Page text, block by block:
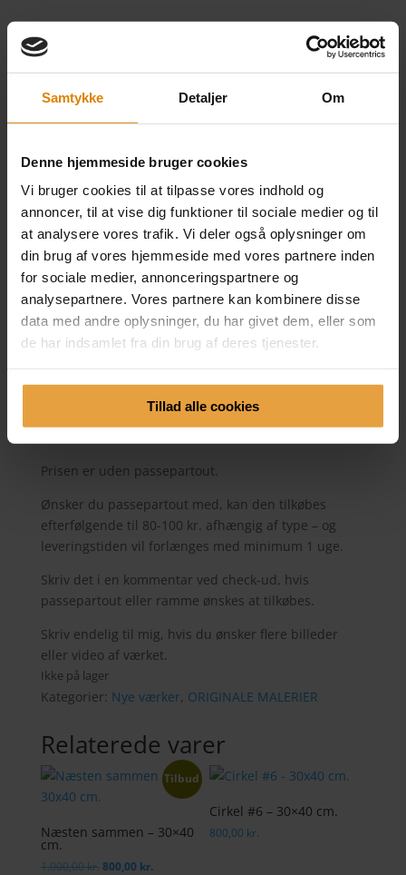
Samtykke Detaljer Om
Denne hjemmeside bruger cookies
Vi bruger cookies til at tilpasse vores indhold og
annoncer, til at vise dig funktioner til sociale medier og til
at analysere vores trafik. Vi deler også oplysninger om
din brug af vores hjemmeside med vores partnere inden
for sociale medier, annonceringspartnere og
analysepartnere. Vores partnere kan kombinere disse
data med andre oplysninger, du har givet dem, eller som
de har indsamlet fra din brug af deres tjenester.
Tillad alle cookies
Nordic winter #11 –
14×20 cm.
300,00kr.
300 g. akvarelpapir.
Prisen er uden passepartout.
Ønsker du passepartout med, kan den tilkøbes
efterfølgende til 80-100 kr. afhængig af type – og
leveringstiden vil forlænges med minimum 1 uge.
Skriv det i en kommentar ved check-ud, hvis
passepartout eller ramme ønskes at tilkøbes.
Skriv endelig til mig, hvis du ønsker flere billeder
eller video af værket.
Ikke på lager
Kategorier: Nye værker, ORIGINALE MALERIER
Relaterede varer
Tilbud
Næsten sammen – 30×40
cm.
1.000,00kr.Den
800,00 kr.Den
Cirkel #6 – 30×40 cm.
800,00 kr.